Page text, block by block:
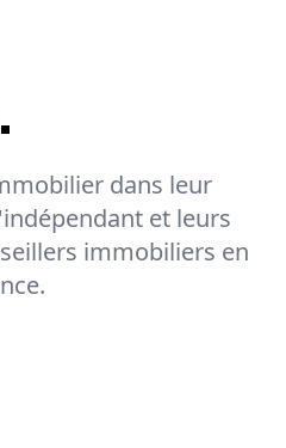
dans leur
et leurs
immobiliers en